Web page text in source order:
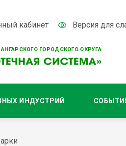
ГОРОДСКОГО ОКРУГА
кабинет Версия для
ИНДУСТРИЙ